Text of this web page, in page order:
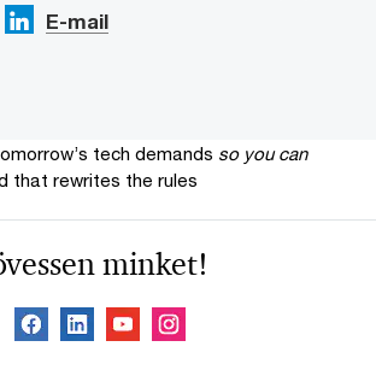
E-mail
tech demands so you can
that rewrites the rules
minket!